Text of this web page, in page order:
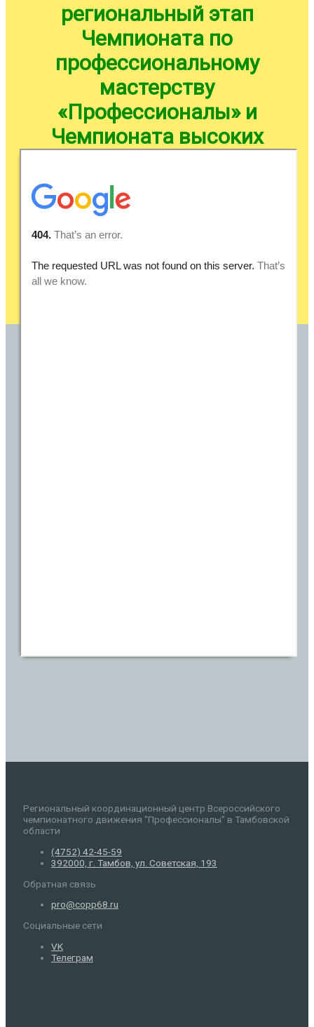
региональный этап
Чемпионата по
профессиональному
мастерству
«Профессионалы» и
Чемпионата высоких
Тамбовской области
24-27 апреля 2023 года г. Тамбов
Региональный координационный центр Всероссийского
чемпионатного движения "Профессионалы" в Тамбовской
области
(4752) 42-45-59
392000, г. Тамбов, ул. Советская, 193
Обратная связь
pro@copp68.ru
Социальные сети
VK
Телеграм